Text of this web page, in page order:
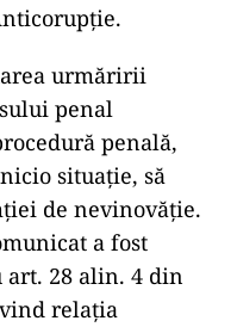
urmăririi
penal
penală,
situație, să
de nevinovăție.
a fost
28 alin. 4 din
relația